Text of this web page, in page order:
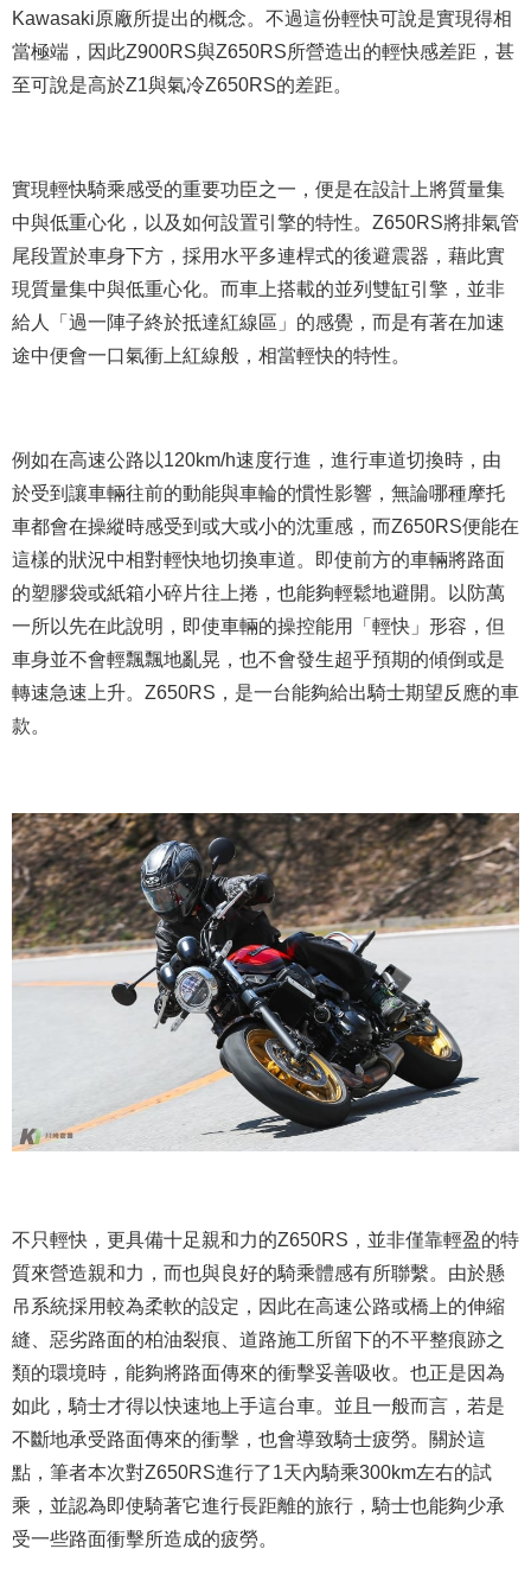
Kawasaki原廠所提出的概念。不過這份輕快可說是實現得相
當極端，因此Z900RS與Z650RS所營造出的輕快感差距，甚
至可說是高於Z1與氣冷Z650RS的差距。
實現輕快騎乘感受的重要功臣之一，便是在設計上將質量集
中與低重心化，以及如何設置引擎的特性。Z650RS將排氣管
尾段置於車身下方，採用水平多連桿式的後避震器，藉此實
現質量集中與低重心化。而車上搭載的並列雙缸引擎，並非
給人「過一陣子終於抵達紅線區」的感覺，而是有著在加速
途中便會一口氣衝上紅線般，相當輕快的特性。
例如在高速公路以120km/h速度行進，進行車道切換時，由
於受到讓車輛往前的動能與車輪的慣性影響，無論哪種摩托
車都會在操縱時感受到或大或小的沈重感，而Z650RS便能在
這樣的狀況中相對輕快地切換車道。即使前方的車輛將路面
的塑膠袋或紙箱小碎片往上捲，也能夠輕鬆地避開。以防萬
一所以先在此說明，即使車輛的操控能用「輕快」形容，但
車身並不會輕飄飄地亂晃，也不會發生超乎預期的傾倒或是
轉速急速上升。Z650RS，是一台能夠給出騎士期望反應的車
款。
不只輕快，更具備十足親和力的Z650RS，並非僅靠輕盈的特
質來營造親和力，而也與良好的騎乘體感有所聯繫。由於懸
吊系統採用較為柔軟的設定，因此在高速公路或橋上的伸縮
縫、惡劣路面的柏油裂痕、道路施工所留下的不平整痕跡之
類的環境時，能夠將路面傳來的衝擊妥善吸收。也正是因為
如此，騎士才得以快速地上手這台車。並且一般而言，若是
不斷地承受路面傳來的衝擊，也會導致騎士疲勞。關於這
點，筆者本次對Z650RS進行了1天內騎乘300km左右的試
乘，並認為即使騎著它進行長距離的旅行，騎士也能夠少承
受一些路面衝擊所造成的疲勞。